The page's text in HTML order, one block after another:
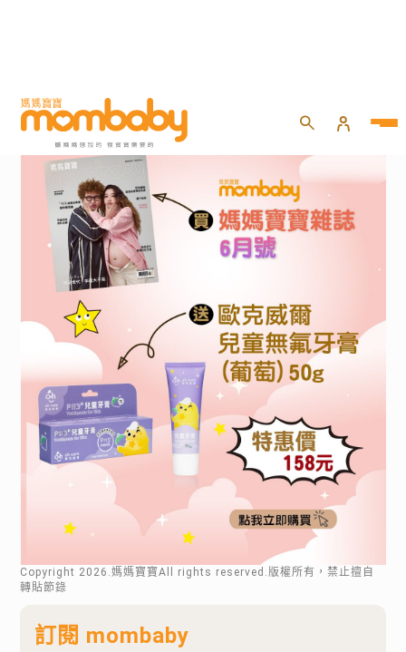
Copyright 2026 .媽媽寶寶All rights reserved.版權所有，禁止擅自
轉貼節錄
訂閱 mombaby